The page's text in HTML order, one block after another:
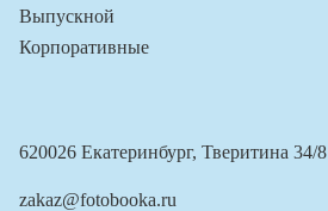
Выпускной
Корпоративные
620026 Екатеринбург, Тверитина 34/8
zakaz@fotobooka.ru